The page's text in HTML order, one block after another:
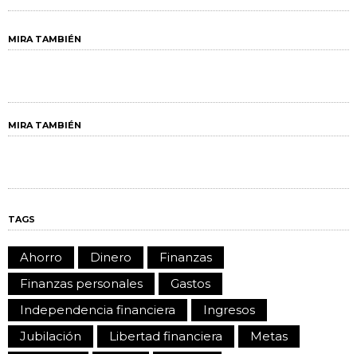
MIRA TAMBIÉN
MIRA TAMBIÉN
TAGS
Ahorro Dinero
Finanzas
Finanzas personales
Gastos
Independencia financiera
Ingresos
Jubilación
Libertad financiera
Metas